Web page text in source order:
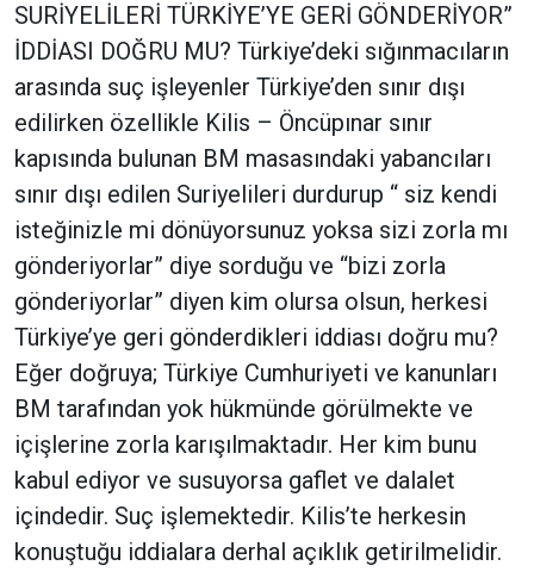
SURİYELİLERİ TÜRKİYE’YE GERİ GÖNDERİYOR”
İDDİASI DOĞRU MU? Türkiye’deki sığınmacıların
arasında suç işleyenler Türkiye’den sınır dışı
edilirken özellikle Kilis – Öncüpınar sınır
kapısında bulunan BM masasındaki yabancıları
sınır dışı edilen Suriyelileri durdurup “ siz kendi
isteğinizle mi dönüyorsunuz yoksa sizi zorla mı
gönderiyorlar” diye sorduğu ve “bizi zorla
gönderiyorlar” diyen kim olursa olsun, herkesi
Türkiye’ye geri gönderdikleri iddiası doğru mu?
Eğer doğruya; Türkiye Cumhuriyeti ve kanunları
BM tarafından yok hükmünde görülmekte ve
içişlerine zorla karışılmaktadır. Her kim bunu
kabul ediyor ve susuyorsa gaflet ve dalalet
içindedir. Suç işlemektedir. Kilis’te herkesin
konuştuğu iddialara derhal açıklık getirilmelidir.